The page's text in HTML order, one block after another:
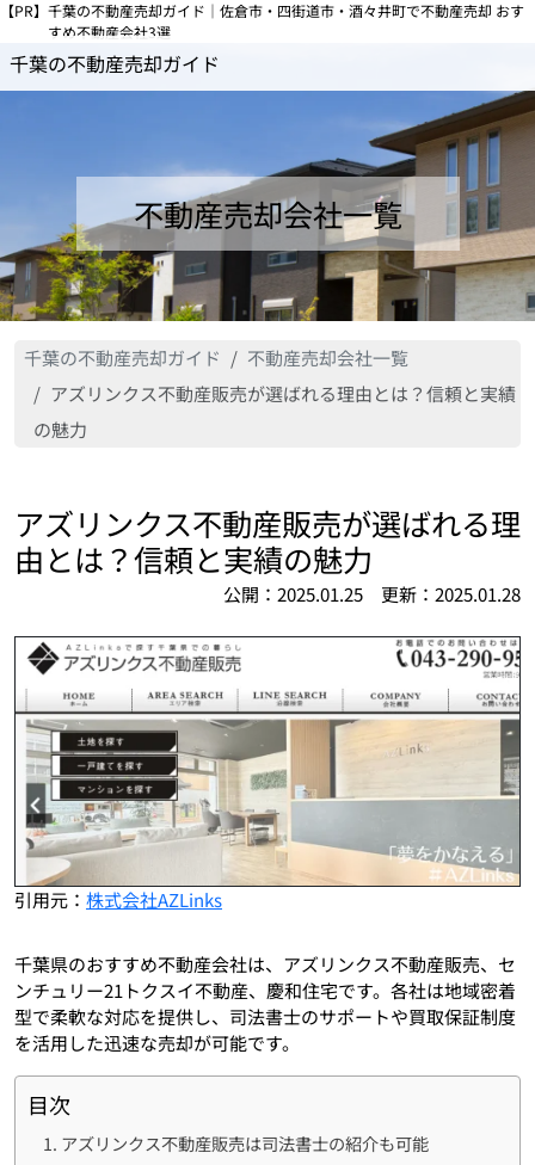
【PR】 千葉の不動産売却ガイド｜佐倉市・四街道市・酒々井町で不動産売却 おす
すめ不動産会社3選
千葉の不動産売却ガイド
不動産売却会社一覧
千葉の不動産売却ガイド
不動産売却会社一覧
アズリンクス不動産販売が選ばれる理由とは？信頼と実績
の魅力
アズリンクス不動産販売が選ばれる理
由とは？信頼と実績の魅力
公開：2025.01.25 更新：2025.01.28
引用元： 株式会社AZLinks
千葉県のおすすめ不動産会社は、アズリンクス不動産販売、セ
ンチュリー21トクスイ不動産、慶和住宅です。各社は地域密着
型で柔軟な対応を提供し、司法書士のサポートや買取保証制度
を活用した迅速な売却が可能です。
目次
アズリンクス不動産販売は司法書士の紹介も可能